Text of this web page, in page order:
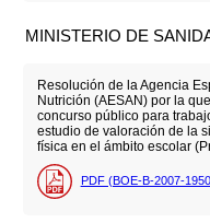
MINISTERIO DE
Resolución de la Agencia
Nutrición (AESAN) por la
concurso público para
estudio de valoración de la
física en el ámbito escolar
PDF (BOE-B-2007-